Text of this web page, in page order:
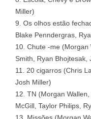
Miller)
Os olhos estão
Blake Penndergras,
Chute -me (Morgan
Smith, Ryan Bhojtesak,
20 cigarros (Chris
Josh Miller)
TN (Morgan
McGill, Taylor Philips,